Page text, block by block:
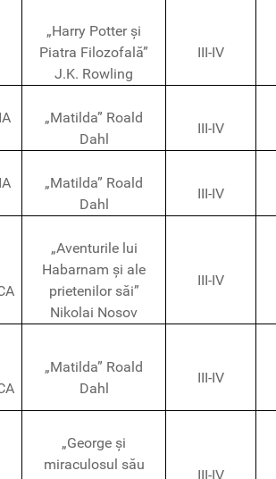
„Harry Potter și
Piatra Filozofală”
J.K. Rowling
III-IV
„Matilda” Roald
Dahl
III-IV
„Matilda” Roald
Dahl
III-IV
„Aventurile lui
Habarnam și ale
prietenilor săi”
Nikolai Nosov
III-IV
„Matilda” Roald
Dahl
III-IV
„George și
miraculosul său
III-IV